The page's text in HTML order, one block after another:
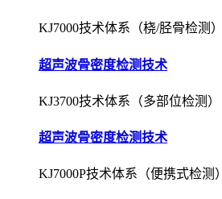
KJ7000技术体系（桡/胫骨检测）
超声波骨密度检测技术
KJ3700技术体系（多部位检测）
超声波骨密度检测技术
KJ7000P技术体系（便携式检测）